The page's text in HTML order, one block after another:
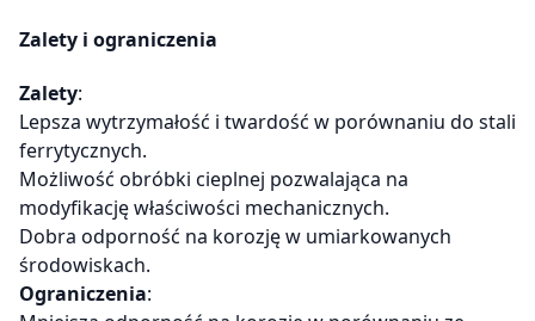
Zalety i ograniczenia
Zalety:
Lepsza wytrzymałość i twardość w porównaniu do stali
ferrytycznych.
Możliwość obróbki cieplnej pozwalająca na
modyfikację właściwości mechanicznych.
Dobra odporność na korozję w umiarkowanych
środowiskach.
Ograniczenia: